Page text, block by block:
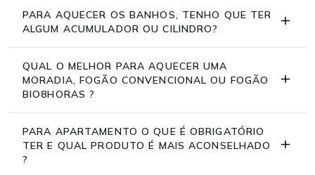
PARA AQUECER OS BANHOS, TENHO QUE TER
ALGUM ACUMULADOR OU CILINDRO?
QUAL O MELHOR PARA AQUECER UMA
MORADIA, FOGÃO CONVENCIONAL OU FOGÃO
BIO8HORAS ?
PARA APARTAMENTO O QUE É OBRIGATÓRIO
TER E QUAL PRODUTO É MAIS ACONSELHADO
?